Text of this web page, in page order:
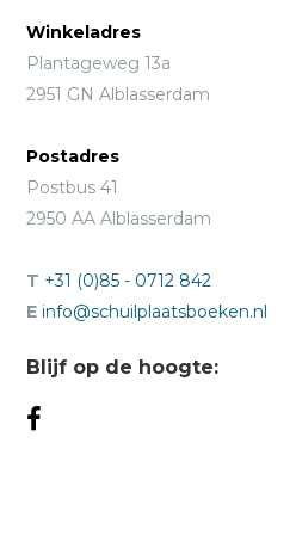
Winkeladres
Plantageweg 13a
2951 GN Alblasserdam
Postadres
Postbus 41
2950 AA Alblasserdam
T +31 (0)85 - 0712 842
E info@schuilplaatsboeken.nl
Blijf op de hoogte: